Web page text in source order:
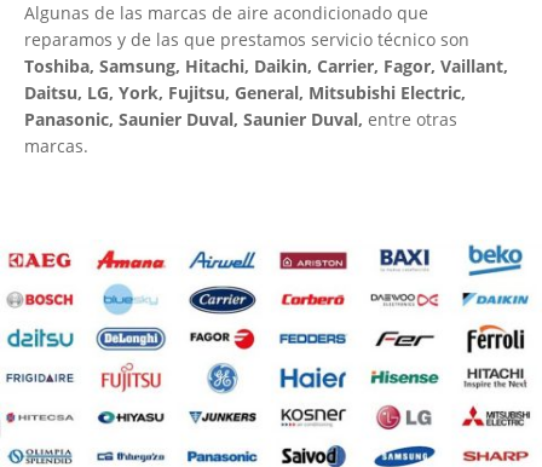
Algunas de las marcas de aire acondicionado que
reparamos y de las que prestamos servicio técnico son
Toshiba, Samsung, Hitachi, Daikin, Carrier, Fagor, Vaillant,
Daitsu, LG, York, Fujitsu, General, Mitsubishi Electric,
Panasonic, Saunier Duval, Saunier Duval, entre otras
marcas.